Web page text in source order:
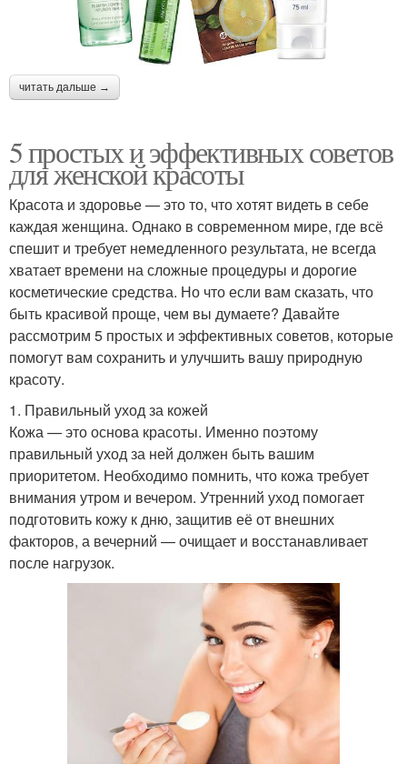
читать дальше →
5 простых и эффективных советов
для женской красоты
Красота и здоровье — это то, что хотят видеть в себе
каждая женщина. Однако в современном мире, где всё
спешит и требует немедленного результата, не всегда
хватает времени на сложные процедуры и дорогие
косметические средства. Но что если вам сказать, что
быть красивой проще, чем вы думаете? Давайте
рассмотрим 5 простых и эффективных советов, которые
помогут вам сохранить и улучшить вашу природную
красоту.
1. Правильный уход за кожей
Кожа — это основа красоты. Именно поэтому
правильный уход за ней должен быть вашим
приоритетом. Необходимо помнить, что кожа требует
внимания утром и вечером. Утренний уход помогает
подготовить кожу к дню, защитив её от внешних
факторов, а вечерний — очищает и восстанавливает
после нагрузок.